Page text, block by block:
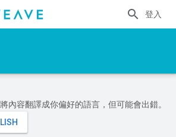
登入
內容翻譯成你偏好的語言，但可能會出錯。